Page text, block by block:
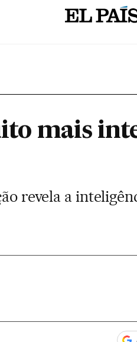
mais
revela a